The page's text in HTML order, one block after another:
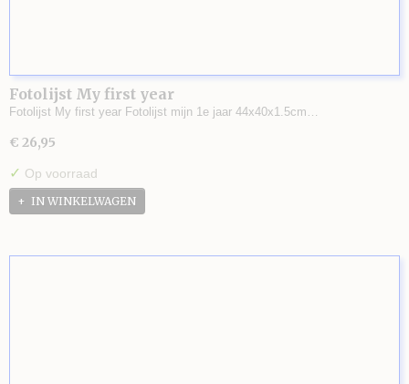
Fotolijst My first year
Fotolijst My first year Fotolijst mijn 1e jaar 44x40x1.5cm…
€ 26,95
✓ Op voorraad
IN WINKELWAGEN